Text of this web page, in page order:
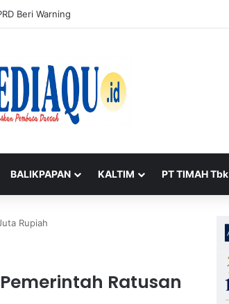
Beri Warning
BALIKPAPAN KALTIM PT TIMAH Tbk
Rupiah
Ratusan